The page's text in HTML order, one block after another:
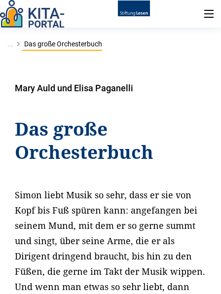
... Das große Orchesterbuch
Mary Auld und Elisa Paganelli
Das große
Orchesterbuch
Simon liebt Musik so sehr, dass er sie von
Kopf bis Fuß spüren kann: angefangen bei
seinem Mund, mit dem er so gerne summt
und singt, über seine Arme, die er als
Dirigent dringend braucht, bis hin zu den
Füßen, die gerne im Takt der Musik wippen.
Und wenn man etwas so sehr liebt, dann